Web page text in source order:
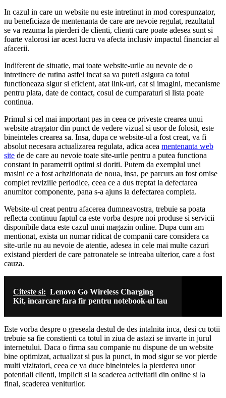
In cazul in care un website nu este intretinut in mod corespunzator,
nu beneficiaza de mentenanta de care are nevoie regulat, rezultatul
se va rezuma la pierderi de clienti, clienti care poate adesea sunt si
foarte valorosi iar acest lucru va afecta inclusiv impactul financiar al
afacerii.
Indiferent de situatie, mai toate website-urile au nevoie de o
intretinere de rutina astfel incat sa va puteti asigura ca totul
functioneaza sigur si eficient, atat link-uri, cat si imagini, mecanisme
pentru plata, date de contact, cosul de cumparaturi si lista poate
continua.
Primul si cel mai important pas in ceea ce priveste crearea unui
website atragator din punct de vedere vizual si usor de folosit, este
bineinteles crearea sa. Insa, dupa ce website-ul a fost creat, va fi
absolut necesara actualizarea regulata, adica acea mentenanta web
site de de care au nevoie toate site-urile pentru a putea functiona
constant in parametrii optimi si doriti. Putem da exemplul unei
masini ce a fost achzitionata de noua, insa, pe parcurs au fost omise
complet reviziile periodice, ceea ce a dus treptat la defectarea
anumitor componente, pana s-a ajuns la defectarea completa.
Website-ul creat pentru afacerea dumneavostra, trebuie sa poata
reflecta continuu faptul ca este vorba despre noi produse si servicii
disponibile daca este cazul unui magazin online. Dupa cum am
mentionat, exista un numar ridicat de companii care considera ca
site-urile nu au nevoie de atentie, adesea in cele mai multe cazuri
existand pierderi de care patronatele se intreaba ulterior, care a fost
cauza.
Citeste si: Lenovo Go Wireless Charging
Kit, incarcare fara fir pentru notebook-ul tau
Este vorba despre o greseala destul de des intalnita inca, desi cu totii
trebuie sa fie constienti ca totul in ziua de astazi se invarte in jurul
internetului. Daca o firma sau companie nu dispune de un website
bine optimizat, actualizat si pus la punct, in mod sigur se vor pierde
multi vizitatori, ceea ce va duce bineinteles la pierderea unor
potentiali clienti, implicit si la scaderea activitatii din online si la
final, scaderea veniturilor.